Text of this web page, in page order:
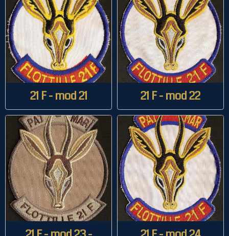
21 F - mod 21 21 F - mod 22